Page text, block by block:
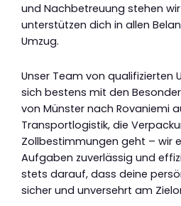
und Nachbetreuung stehen
unterstützen dich in allen
Umzug.
Unser Team von qualifizierten
sich bestens mit den
von Münster nach Rovaniemi
Transportlogistik, die
Zollbestimmungen geht – wir
Aufgaben zuverlässig und
stets darauf, dass deine
sicher und unversehrt am